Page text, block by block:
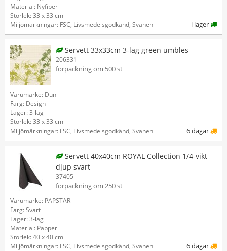
Material: Nyfiber
Storlek: 33 x 33 cm
Miljömärkningar: FSC, Livsmedelsgodkänd, Svanen
i lager
Servett 33x33cm 3-lag green umbles
206331
förpackning om 500 st
Varumärke: Duni
Färg: Design
Lager: 3-lag
Storlek: 33 x 33 cm
Miljömärkningar: FSC, Livsmedelsgodkänd, Svanen
6 dagar
Servett 40x40cm ROYAL Collection 1/4-vikt
djup svart
37405
förpackning om 250 st
Varumärke: PAPSTAR
Färg: Svart
Lager: 3-lag
Material: Papper
Storlek: 40 x 40 cm
Miljömärkningar: FSC, Livsmedelsgodkänd, Svanen
6 dagar